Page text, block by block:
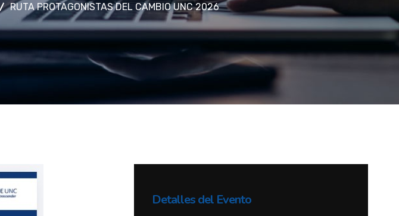
RUTA PROTAGONISTAS DEL CAMBIO UNC 2026
Detalles del Evento